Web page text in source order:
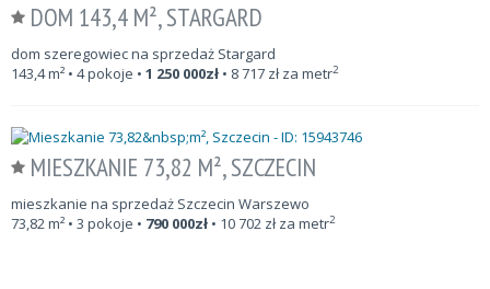
DOM 143,4 M², STARGARD
dom szeregowiec na sprzedaż Stargard
143,4m² • 4 pokoje • 1 250 000zł • 8 717 zł za metr2
MIESZKANIE 73,82 M², SZCZECIN
mieszkanie na sprzedaż Szczecin Warszewo
73,82m² • 3 pokoje • 790 000zł • 10 702 zł za metr2